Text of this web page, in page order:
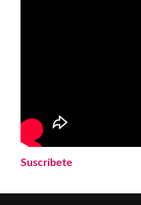
Suscríbete